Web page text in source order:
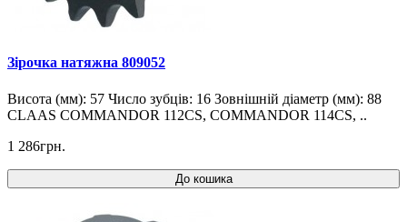
Зірочка натяжна 809052
Висота (мм): 57 Число зубців: 16 Зовнішній діаметр (мм): 88
CLAAS COMMANDOR 112CS, COMMANDOR 114CS, ..
1 286грн.
До кошика